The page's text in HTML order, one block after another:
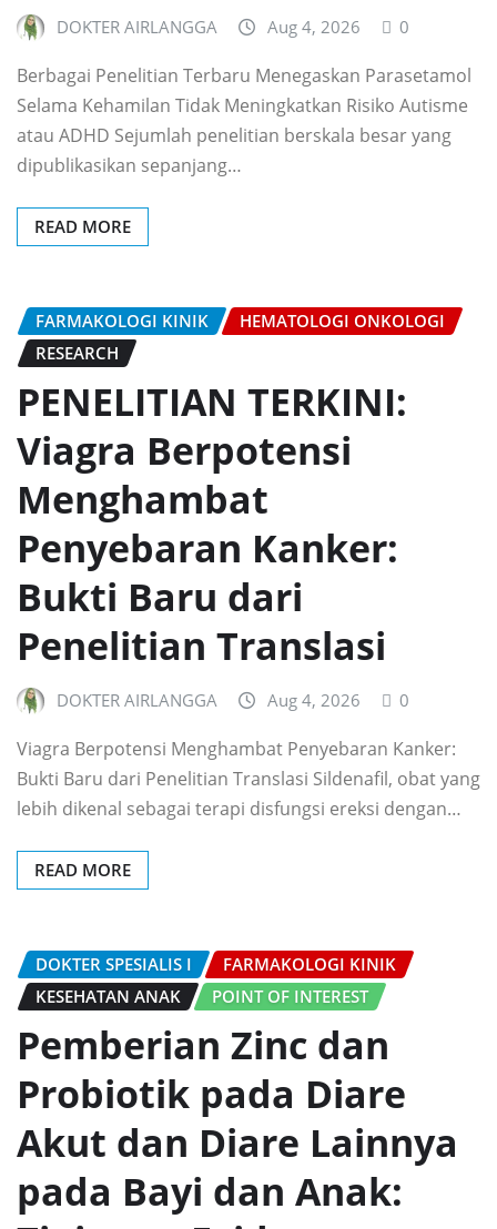
DOKTER AIRLANGGA Aug 4, 2026 0
Berbagai Penelitian Terbaru Menegaskan Parasetamol
Selama Kehamilan Tidak Meningkatkan Risiko Autisme
atau ADHD Sejumlah penelitian berskala besar yang
dipublikasikan sepanjang…
READ MORE
FARMAKOLOGI KINIK
HEMATOLOGI ONKOLOGI
RESEARCH
PENELITIAN TERKINI:
Viagra Berpotensi
Menghambat
Penyebaran Kanker:
Bukti Baru dari
Penelitian Translasi
DOKTER AIRLANGGA Aug 4, 2026 0
Viagra Berpotensi Menghambat Penyebaran Kanker:
Bukti Baru dari Penelitian Translasi Sildenafil, obat yang
lebih dikenal sebagai terapi disfungsi ereksi dengan…
READ MORE
DOKTER SPESIALIS I
FARMAKOLOGI KINIK
KESEHATAN ANAK
POINT OF INTEREST
Pemberian Zinc dan
Probiotik pada Diare
Akut dan Diare Lainnya
pada Bayi dan Anak: